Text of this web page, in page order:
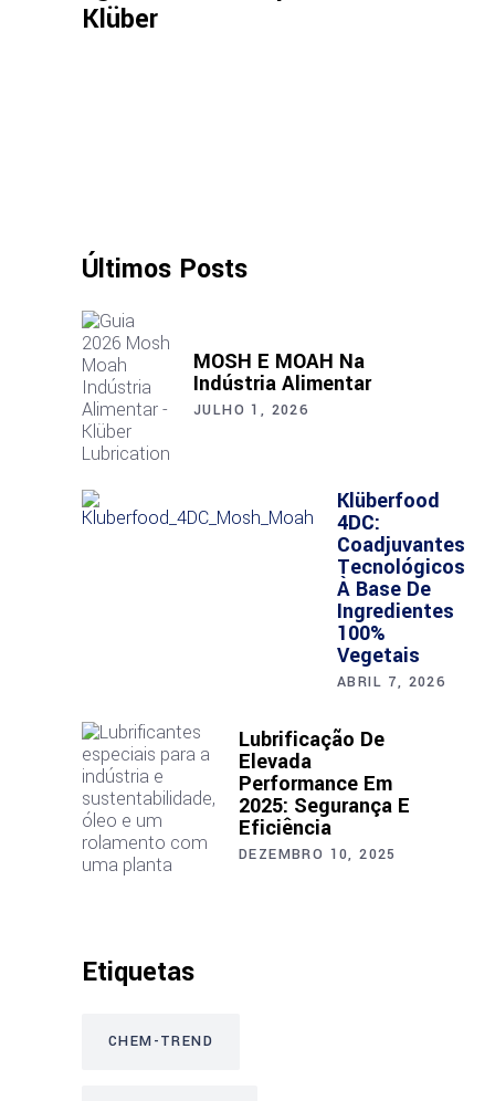
Klüber
Últimos Posts
MOSH E MOAH Na
Indústria Alimentar
JULHO 1, 2026
Klüberfood
4DC:
Coadjuvantes
Tecnológicos
À Base De
Ingredientes
100%
Vegetais
ABRIL 7, 2026
Lubrificação De
Elevada
Performance Em
2025: Segurança E
Eficiência
DEZEMBRO 10, 2025
Etiquetas
CHEM-TREND